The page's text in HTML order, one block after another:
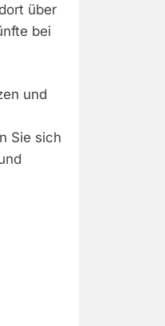
über
bei
und
Sie sich